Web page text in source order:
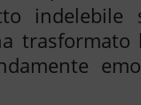
indelebile
trasformato